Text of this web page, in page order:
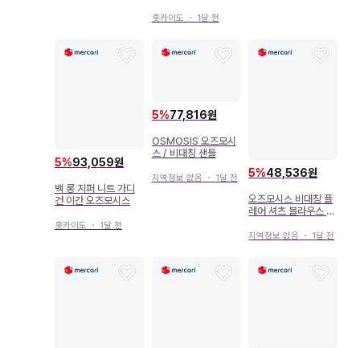
홋카이도 ・ 1달 전
5%93,059원
백 롱 지퍼 니트 가디
건 이간 오즈모시스
홋카이도 ・ 1달 전
5%77,816원
OSMOSIS 오즈모시
스 / 비대칭 샌들
지역정보 없음 ・ 1달 전 5%48,536원
오즈모시스 비대칭 플
레어 셔츠 블라우스 원
지역정보 없음 ・ 1달 전